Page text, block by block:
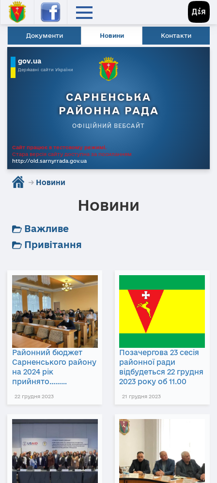
Документи Новини Контакти
gov.ua
Державні сайти України
САРНЕНСЬКА
РАЙОННА РАДА
ОФІЦІЙНИЙ ВЕБСАЙТ
Сайт працює в тестовому режимі.
Стара версія сайту доступна за посиланням
http://old.sarnyrrada.gov.ua
→ Новини
Новини
Важливе
Привітання
Районний бюджет
Сарненського району
на 2024 рік
прийнято………
22 грудня 2023
Позачергова 23 сесія
районної ради
відбудеться 22 грудня
2023 року об 11.00
21 грудня 2023